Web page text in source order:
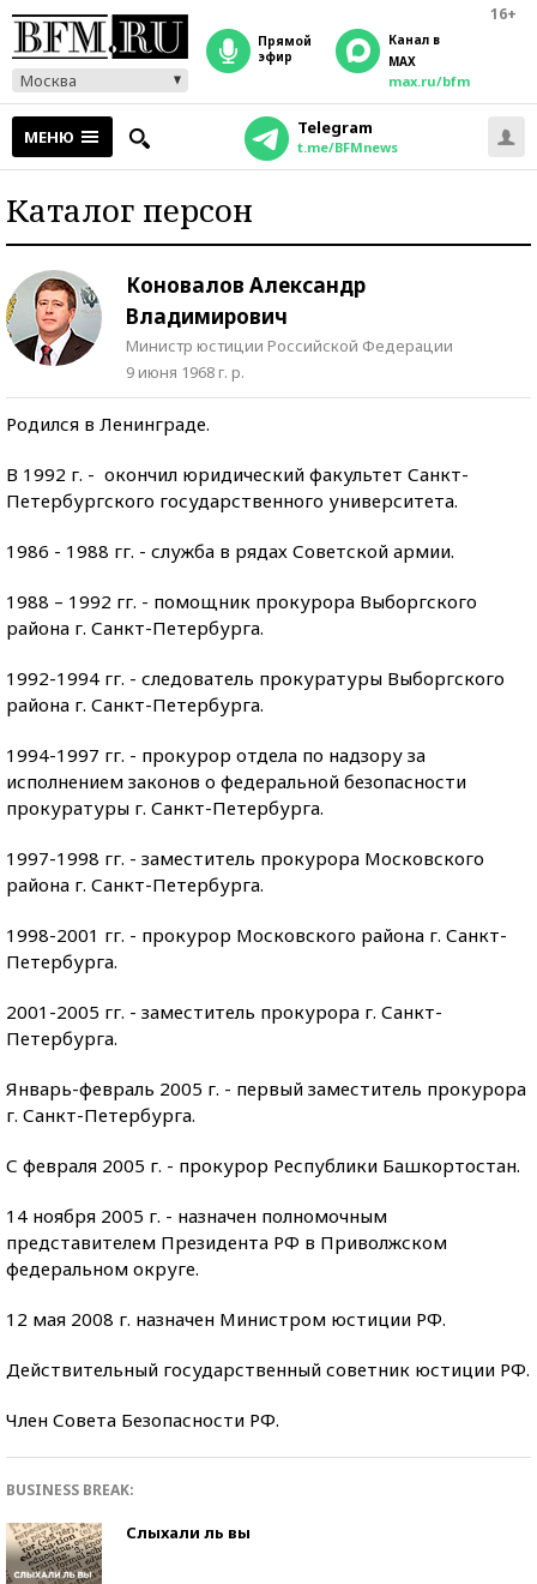
16+
Москва
прямой
эфир
Канал в
MAX
max.ru/bfm
МЕНЮ Telegram
t.me/BFMnews
Каталог персон
Коновалов Александр
Владимирович
Министр юстиции Российской Федерации
9 июня 1968 г. р.
Родился в Ленинграде.
В 1992 г. - окончил юридический факультет Санкт-
Петербургского государственного университета.
1986 - 1988 гг. - служба в рядах Советской армии.
1988 – 1992 гг. - помощник прокурора Выборгского
района г. Санкт-Петербурга.
1992-1994 гг. - следователь прокуратуры Выборгского
района г. Санкт-Петербурга.
1994-1997 гг. - прокурор отдела по надзору за
исполнением законов о федеральной безопасности
прокуратуры г. Санкт-Петербурга.
1997-1998 гг. - заместитель прокурора Московского
района г. Санкт-Петербурга.
1998-2001 гг. - прокурор Московского района г. Санкт-
Петербурга.
2001-2005 гг. - заместитель прокурора г. Санкт-
Петербурга.
Январь-февраль 2005 г. - первый заместитель прокурора
г. Санкт-Петербурга.
С февраля 2005 г. - прокурор Республики Башкортостан.
14 ноября 2005 г. - назначен полномочным
представителем Президента РФ в Приволжском
федеральном округе.
12 мая 2008 г. назначен Министром юстиции РФ.
Действительный государственный советник юстиции РФ.
Член Совета Безопасности РФ.
BUSINESS BREAK:
Слыхали ль вы